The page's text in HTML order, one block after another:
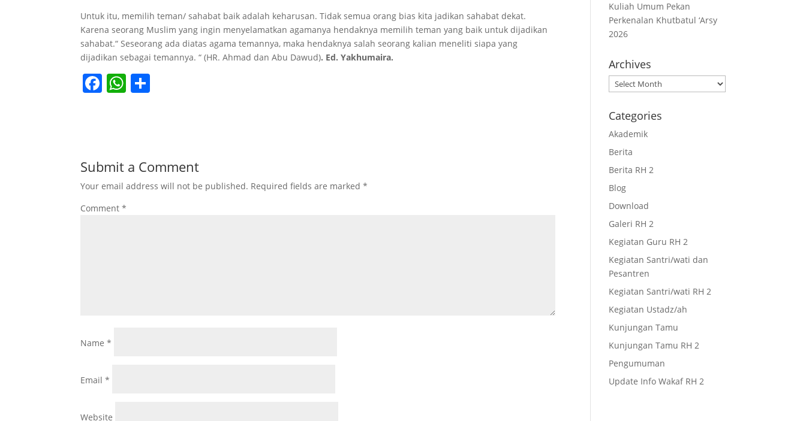
Untuk itu, memilih teman/ sahabat baik adalah keharusan. Tidak semua orang bias kita jadikan sahabat dekat.
Karena seorang Muslim yang ingin menyelamatkan agamanya hendaknya memilih teman yang baik untuk dijadikan
sahabat.“ Seseorang ada diatas agama temannya, maka hendaknya salah seorang kalian meneliti siapa yang
dijadikan sebagai temannya. “ (HR. Ahmad dan Abu Dawud). Ed. Yakhumaira.
F
b
o
o
k
W
A
p
p
Submit a Comment
Your email address will not be published. Required fields are marked*
Comment*
Name*
Email*
Website
Kuliah Umum Pekan
Perkenalan Khutbatul ‘Arsy
2026
Archives
Archives
Categories
Akademik
Berita
Berita RH 2
Blog
Download
Galeri RH 2
Kegiatan Guru RH 2
Kegiatan Santri/wati dan
Pesantren
Kegiatan Santri/wati RH 2
Kegiatan Ustadz/ah
Kunjungan Tamu
Kunjungan Tamu RH 2
Pengumuman
Update Info Wakaf RH 2